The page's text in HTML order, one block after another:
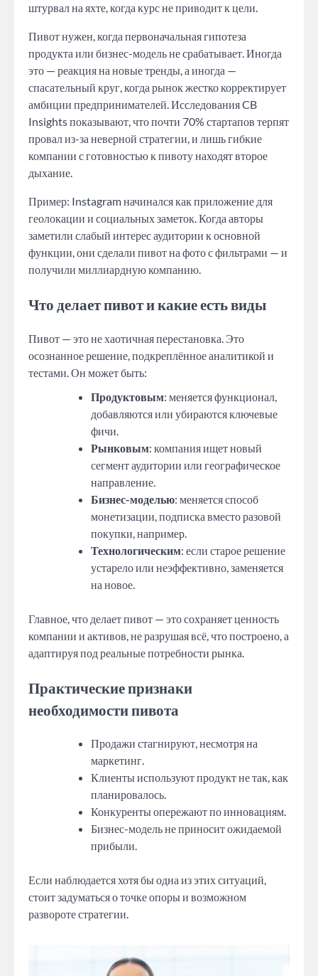
штурвал на яхте, когда курс не приводит к цели.
Пивот нужен, когда первоначальная гипотеза
продукта или бизнес-модель не срабатывает. Иногда
это — реакция на новые тренды, а иногда —
спасательный круг, когда рынок жестко корректирует
амбиции предпринимателей. Исследования CB
Insights показывают, что почти 70% стартапов терпят
провал из-за неверной стратегии, и лишь гибкие
компании с готовностью к пивоту находят второе
дыхание.
Пример: Instagram начинался как приложение для
геолокации и социальных заметок. Когда авторы
заметили слабый интерес аудитории к основной
функции, они сделали пивот на фото с фильтрами — и
получили миллиардную компанию.
Что делает пивот и какие есть виды
Пивот — это не хаотичная перестановка. Это
осознанное решение, подкреплённое аналитикой и
тестами. Он может быть:
Продуктовым: меняется функционал,
добавляются или убираются ключевые
фичи.
Рынковым: компания ищет новый
сегмент аудитории или географическое
направление.
Бизнес-моделью: меняется способ
монетизации, подписка вместо разовой
покупки, например.
Технологическим: если старое решение
устарело или неэффективно, заменяется
на новое.
Главное, что делает пивот — это сохраняет ценность
компании и активов, не разрушая всё, что построено, а
адаптируя под реальные потребности рынка.
Практические признаки
необходимости пивота
Продажи стагнируют, несмотря на
маркетинг.
Клиенты используют продукт не так, как
планировалось.
Конкуренты опережают по инновациям.
Бизнес-модель не приносит ожидаемой
прибыли.
Если наблюдается хотя бы одна из этих ситуаций,
стоит задуматься о точке опоры и возможном
развороте стратегии.